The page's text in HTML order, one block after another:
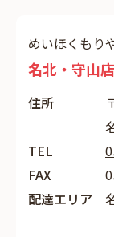
めいほくもり
名北・守山店
住所
TEL
FAX
配達エリア